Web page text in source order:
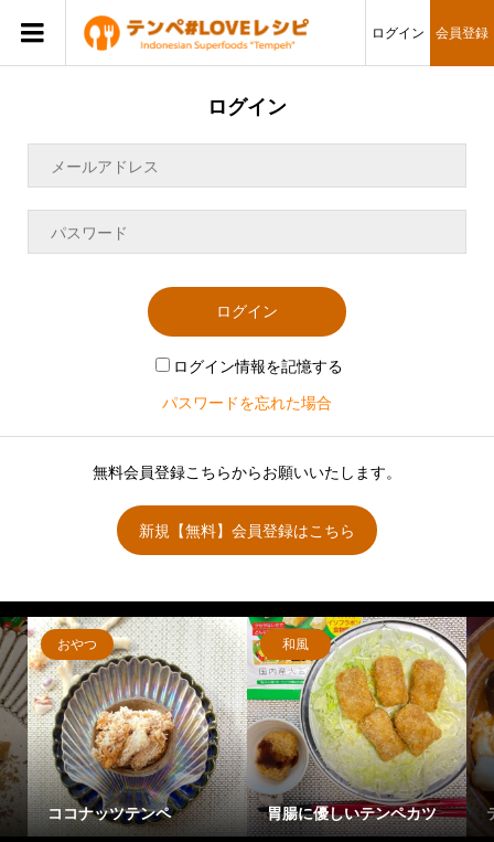
ログイン 会員登録
ログイン
ログイン
ログイン情報を記憶する
パスワードを忘れた場合
無料会員登録こちらからお願いいたします。
新規【無料】会員登録はこちら
おやつ
ココナッツテンペ
和風
胃腸に優しいテンペカツ